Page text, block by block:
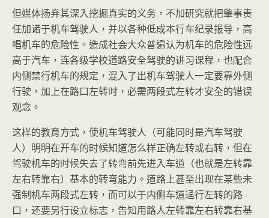
但媒体扬弃其深入挖掘真实的义务，不加研究就把肇事责
任加诸于机车驾驶人，并以各种低成本行车纪录报导，高
唱机车的危险性。造成社会大众普遍认为机车的危险性远
高于汽车，连各级学校道路安全驾驶的讲习课程，也配合
内侧禁行机车的规定，混入了出机车驾驶人一定要靠外侧
行驶，加上在路口左转时，必需两段式左转才安全的错误
观念。
这样的教育方式，使机车驾驶人（可能同时是汽车驾驶
人）明明在开车的时候知道怎么样正确左转或右转，但在
驾驶机车的时候失去了转弯前先进入车道（也就是左转靠
左右转靠右）基本的转弯能力。道路上甚至出现在某些未
强制机车两段式左转，而可以于内侧车道迳行左转的路
口，还要另行设立标志，告知用路人左转靠左右转靠右基